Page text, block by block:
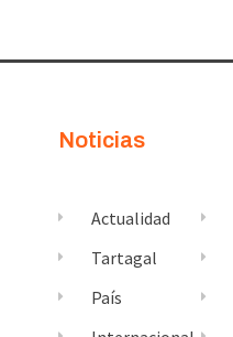
Noticias
Actualidad
Tartagal
País